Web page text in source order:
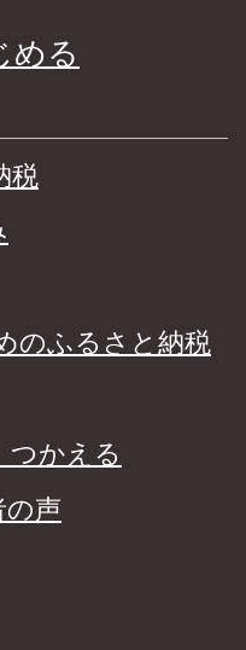
める
税
のふるさと納税
つかえる
の声